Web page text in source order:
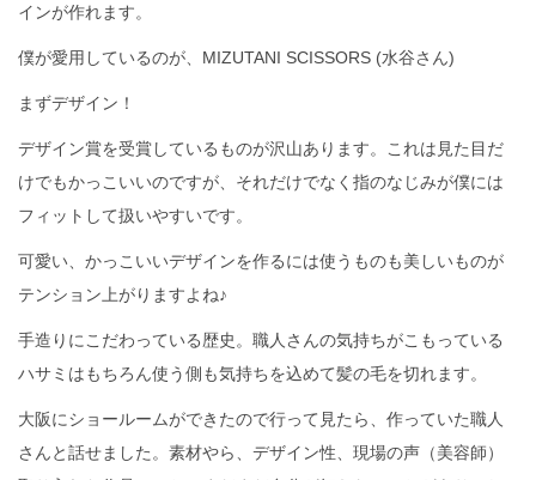
インが作れます。
僕が愛用しているのが、MIZUTANI SCISSORS (水谷さん)
まずデザイン！
デザイン賞を受賞しているものが沢山あります。これは見た目だ
けでもかっこいいのですが、それだけでなく指のなじみが僕には
フィットして扱いやすいです。
可愛い、かっこいいデザインを作るには使うものも美しいものが
テンション上がりますよね♪
手造りにこだわっている歴史。職人さんの気持ちがこもっている
ハサミはもちろん使う側も気持ちを込めて髪の毛を切れます。
大阪にショールームができたので行って見たら、作っていた職人
さんと話せました。素材やら、デザイン性、現場の声（美容師）